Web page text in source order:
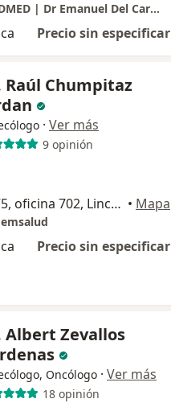
CONSULTORIO GINENDMED | Dr Emanuel Del Carmen
Precio sin especificar
Raúl Chumpitaz
· Ver más
9 opinión
Av Petit Thouars 1775, oficina 702, Lince, Lince • Mapa
Precio sin especificar
Albert Zevallos
Oncólogo · Ver más
18 opinión